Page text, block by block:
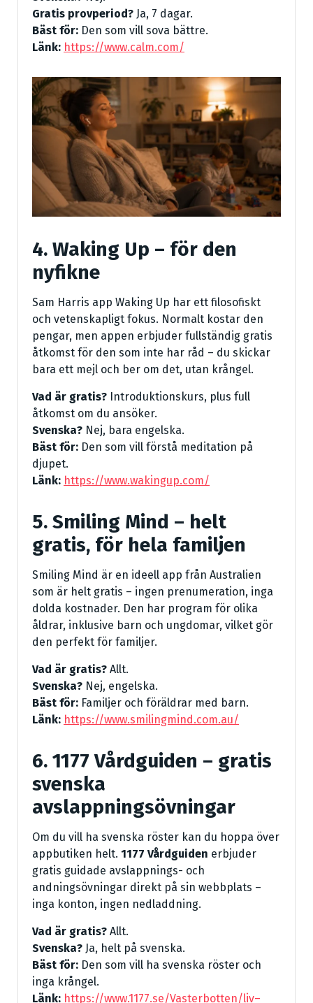
Gratis provperiod? Ja, 7 dagar.
Bäst för: Den som vill sova bättre.
Länk: https://www.calm.com/
4. Waking Up – för den
nyfikne
Sam Harris app Waking Up har ett filosofiskt
och vetenskapligt fokus. Normalt kostar den
pengar, men appen erbjuder fullständig gratis
åtkomst för den som inte har råd – du skickar
bara ett mejl och ber om det, utan krångel.
Vad är gratis? Introduktionskurs, plus full
åtkomst om du ansöker.
Svenska? Nej, bara engelska.
Bäst för: Den som vill förstå meditation på
djupet.
Länk: https://www.wakingup.com/
5. Smiling Mind – helt
gratis, för hela familjen
Smiling Mind är en ideell app från Australien
som är helt gratis – ingen prenumeration, inga
dolda kostnader. Den har program för olika
åldrar, inklusive barn och ungdomar, vilket gör
den perfekt för familjer.
Vad är gratis? Allt.
Svenska? Nej, engelska.
Bäst för: Familjer och föräldrar med barn.
Länk: https://www.smilingmind.com.au/
6. 1177 Vårdguiden – gratis
svenska
avslappningsövningar
Om du vill ha svenska röster kan du hoppa över
appbutiken helt. 1177 Vårdguiden erbjuder
gratis guidade avslappnings- och
andningsövningar direkt på sin webbplats –
inga konton, ingen nedladdning.
Vad är gratis? Allt.
Svenska? Ja, helt på svenska.
Bäst för: Den som vill ha svenska röster och
inga krångel.
Länk: https://www.1177.se/Vasterbotten/liv–